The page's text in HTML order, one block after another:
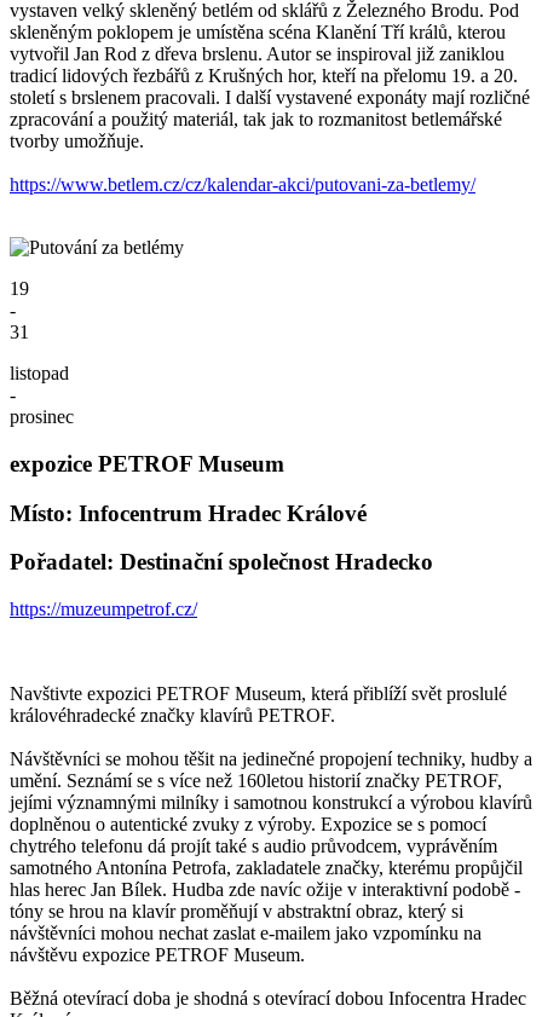
vystaven velký skleněný betlém od sklářů z Železného Brodu. Pod
skleněným poklopem je umístěna scéna Klanění Tří králů, kterou
vytvořil Jan Rod z dřeva brslenu. Autor se inspiroval již zaniklou
tradicí lidových řezbářů z Krušných hor, kteří na přelomu 19. a 20.
století s brslenem pracovali. I další vystavené exponáty mají rozličné
zpracování a použitý materiál, tak jak to rozmanitost betlemářské
tvorby umožňuje.
https://www.betlem.cz/cz/kalendar-akci/putovani-za-betlemy/
19
-
31
listopad
-
prosinec
expozice PETROF Museum
Místo: Infocentrum Hradec Králové
Pořadatel: Destinační společnost Hradecko
https://muzeumpetrof.cz/
Navštivte expozici PETROF Museum, která přiblíží svět proslulé
královéhradecké značky klavírů PETROF.
Návštěvníci se mohou těšit na jedinečné propojení techniky, hudby a
umění. Seznámí se s více než 160letou historií značky PETROF,
jejími významnými milníky i samotnou konstrukcí a výrobou klavírů
doplněnou o autentické zvuky z výroby. Expozice se s pomocí
chytrého telefonu dá projít také s audio průvodcem, vyprávěním
samotného Antonína Petrofa, zakladatele značky, kterému propůjčil
hlas herec Jan Bílek. Hudba zde navíc ožije v interaktivní podobě -
tóny se hrou na klavír proměňují v abstraktní obraz, který si
návštěvníci mohou nechat zaslat e-mailem jako vzpomínku na
návštěvu expozice PETROF Museum.
Běžná otevírací doba je shodná s otevírací dobou Infocentra Hradec